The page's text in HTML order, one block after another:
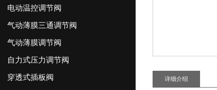
电动温控调节阀
气动薄膜三通调节阀
气动薄膜调节阀
自力式压力调节阀
穿透式插板阀 详细介绍